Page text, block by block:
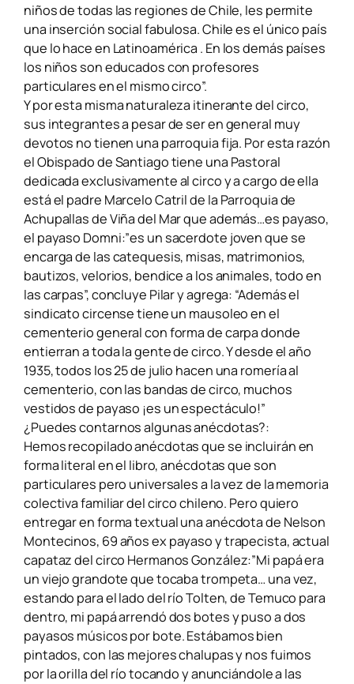
niños de todas las regiones de Chile, les permite
una inserción social fabulosa. Chile es el único país
que lo hace en Latinoamérica . En los demás países
los niños son educados con profesores
particulares en el mismo circo”.
Y por esta misma naturaleza itinerante del circo,
sus integrantes a pesar de ser en general muy
devotos no tienen una parroquia fija. Por esta razón
el Obispado de Santiago tiene una Pastoral
dedicada exclusivamente al circo y a cargo de ella
está el padre Marcelo Catrilde la Parroquia de
Achupallas de Viña del Mar que además…es payaso,
el payaso Domni:”es un sacerdote joven que se
encarga de las catequesis, misas, matrimonios,
bautizos, velorios, bendice a los animales, todo en
las carpas”, concluye Pilar y agrega: “Además el
sindicato circense tiene un mausoleo en el
cementerio general con forma de carpa donde
entierran a toda la gente de circo. Y desde el año
1935, todos los 25 de julio hacen una romería al
cementerio, con las bandas de circo, muchos
vestidos de payaso ¡es un espectáculo!”
¿Puedes contarnos algunas anécdotas?:
Hemos recopilado anécdotas que se incluirán en
forma literal en el libro, anécdotas que son
particulares pero universales a la vez de la memoria
colectiva familiar del circo chileno. Pero quiero
entregar en forma textual una anécdota de Nelson
Montecinos, 69 años ex payaso y trapecista, actual
capataz del circo Hermanos González:”Mi papá era
un viejo grandote que tocaba trompeta… una vez,
estando para el lado del río Tolten, de Temuco para
dentro, mi papá arrendó dos botes y puso a dos
payasos músicos por bote. Estábamos bien
pintados, con las mejores chalupas y nos fuimos
por la orilla del río tocando y anunciándole a las